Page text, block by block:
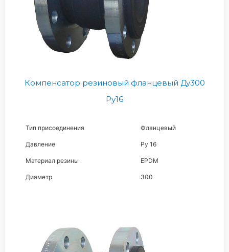
Компенсатор резиновый фланцевый Ду300
Ру16
Тип присоединения Фланцевый
Давление Ру 16
Материал резины EPDM
Диаметр 300